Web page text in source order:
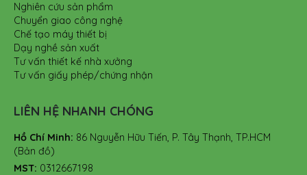
Nghiên cứu sản phẩm
Chuyển giao công nghệ
Chế tạo máy thiết bị
Dạy nghề sản xuất
Tư vấn thiết kế nhà xưởng
Tư vấn giấy phép/chứng nhận
LIÊN HỆ NHANH CHÓNG
Hồ Chí Minh: 86 Nguyễn Hữu Tiến, P. Tây Thạnh, TP.HCM
(Bản đồ)
MST: 0312667198